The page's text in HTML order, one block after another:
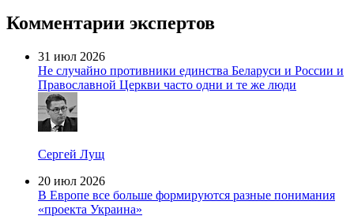
Комментарии экспертов
31 июл 2026
Не случайно противники единства Беларуси и России и
Православной Церкви часто одни и те же люди
Сергей Лущ
20 июл 2026
В Европе все больше формируются разные понимания
«проекта Украина»